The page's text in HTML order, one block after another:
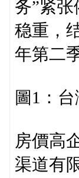
务”紧
稳重，
年第二
圖1：
房價高
渠道有